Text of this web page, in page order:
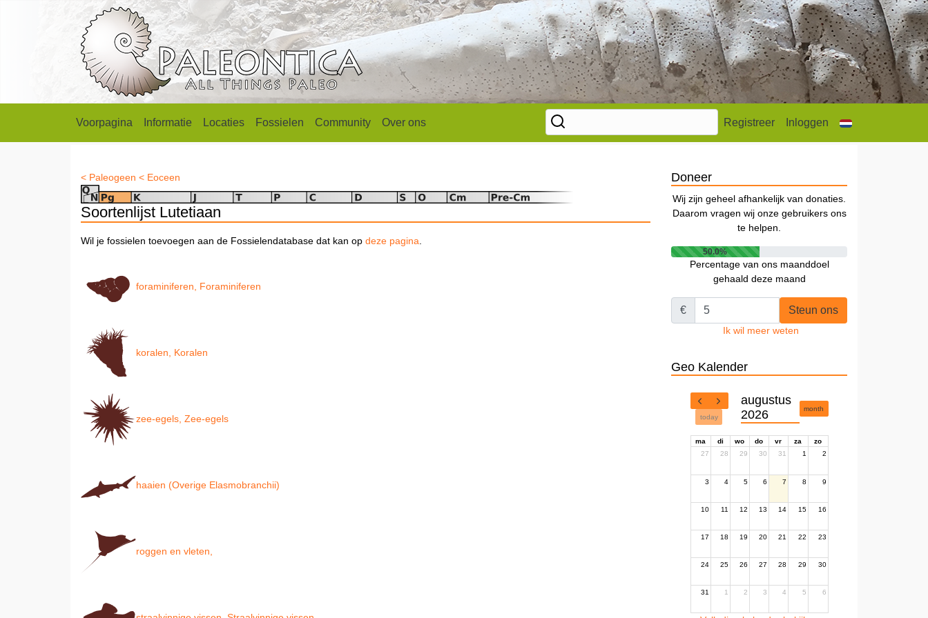
Voorpagina Informatie Locaties Fossielen Community Over ons Registreer Inloggen
< Paleogeen < Eoceen
Soortenlijst Lutetiaan
Wil je fossielen toevoegen aan de Fossielendatabase dat kan op deze pagina
foraminiferen, Foraminiferen
koralen, Koralen
zee-egels, Zee-egels
haaien (Overige Elasmobranchii)
roggen en vleten,
Doneer
Wij zijn geheel afhankelijk van donaties.
Daarom vragen wij onze gebruikers ons
te helpen.
50.0%
Percentage van ons maanddoel
gehaald deze maand
€ Steun ons
Ik wil meer weten
Geo Kalender
today
augustus
2026
month
ma di wo do vr za
zo
27
28 29 30 31 1 2
3 4 5 6 7 8 9
10 11 12 13 14 15 16
17 18 19 20 21 22 23
24 25 26 27 28 29 30
31 1 2 3 4 5 6